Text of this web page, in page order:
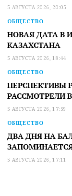
5 АВГУСТА 2026, 20:05
ОБЩЕСТВО
НОВАЯ ДАТА В
КАЗАХСТАНА
5 АВГУСТА 2026, 18:44
ОБЩЕСТВО
ПЕРСПЕКТИВЫ
РАССМОТРЕЛИ
5 АВГУСТА 2026, 17:59
ОБЩЕСТВО
ДВА ДНЯ НА
5 АВГУСТА 2026, 17:11